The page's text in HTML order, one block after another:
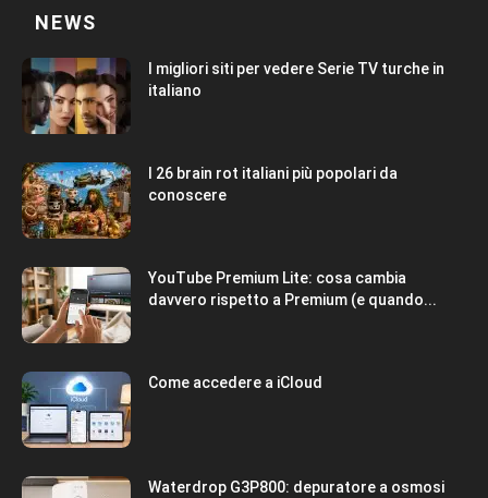
NEWS
I migliori siti per vedere Serie TV turche in
italiano
I 26 brain rot italiani più popolari da
conoscere
YouTube Premium Lite: cosa cambia
davvero rispetto a Premium (e quando...
Come accedere a iCloud
Waterdrop G3P800: depuratore a osmosi